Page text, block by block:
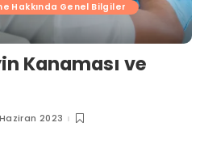
Hakkında Genel Bilgiler
Kanaması ve
2023